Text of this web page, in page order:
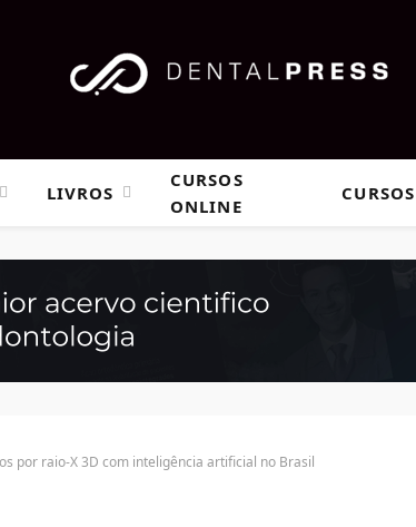
LIVROS
CURSOS
ONLINE
CURSOS
por raio-X 3D com inteligência artificial no Brasil